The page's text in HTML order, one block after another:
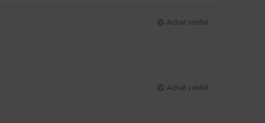
Achat vérifié
Achat vérifié